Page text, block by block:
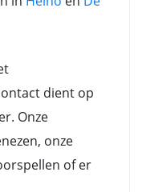
dient op
Onze
onze
of er